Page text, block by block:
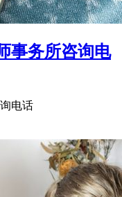
事务所咨询电
电话